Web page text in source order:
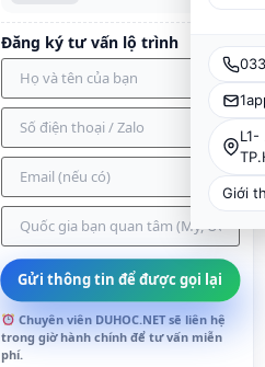
Giới
Đăng ký tư vấn lộ trình
Gửi thông tin để được gọi lại
Chuyên viên DUHOC.NET sẽ liên hệ
trong giờ hành chính để tư vấn miễn
phí.